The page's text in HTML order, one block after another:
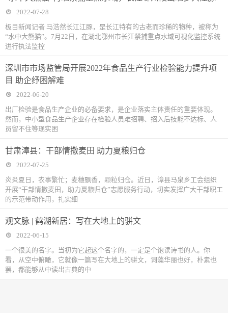
2022-07-28
极目新闻记者 马浩然长江江豚，是长江特有的古老而珍稀的物种，被称为
“水中大熊猫”。7月22日，在湖北鄂州市长江禁捕重点水域可视化监控系统
进行执法监控
深圳市市场监管局开展2022年食品生产行业检验能力提升项
目 助企纾困解难
2022-06-20
出厂检验是食品生产企业的必备要求，是企业落实主体责任的重要体现。
然而，中小型食品生产企业存在检验人员难招聘、招入后技能不达标、人
员留不住等现实困
甘肃漳县：干部情撒麦田 助力夏粮归仓
2022-07-25
炎炎夏日，农事繁忙；麦穗飘香，颗粒归仓。近日，漳县马泉乡工会组织
开展“干部情撒麦田，助力夏粮归仓”志愿服务行动，切实发挥广大干部职工
的示范带动作用，扎实细
观文脉 | 鹤湖新居：写在大地上的骈文
2022-06-15
一个很美的名字。当初为它起这个名字的，一定是个饱读诗书的人。你
看，从空中俯瞰，它就像一篇写在大地上的骈文，词藻华丽也好，朴素也
罢，都能够从中读出古典的中